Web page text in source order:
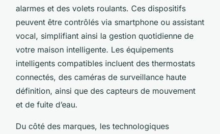
alarmes et des volets roulants. Ces dispositifs
peuvent être contrôlés via smartphone ou assistant
vocal, simplifiant ainsi la gestion quotidienne de
votre maison intelligente. Les équipements
intelligents compatibles incluent des thermostats
connectés, des caméras de surveillance haute
définition, ainsi que des capteurs de mouvement
et de fuite d’eau.
Du côté des marques, les technologiques